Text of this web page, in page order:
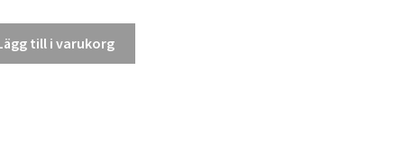
till i varukorg